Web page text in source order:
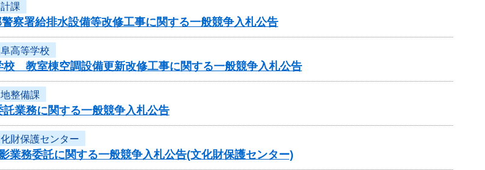
課
警察署給排水設備等改修工事に関する一般競争入札公告
高等学校
校 教室棟空調設備更新改修工事に関する一般競争入札公告
整備課
業務に関する一般競争入札公告
財保護センター
業務委託に関する一般競争入札公告(文化財保護センター)